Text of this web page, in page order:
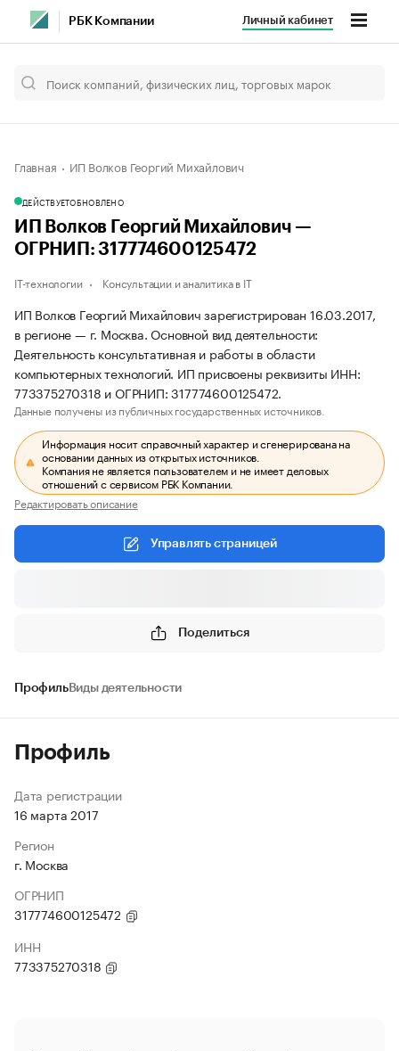
РБК Компании Личный кабинет
Главная ИП Волков Георгий Михайлович
ДЕЙСТВУЕТОБНОВЛЕНО
ИП Волков Георгий Михайлович —
ОГРНИП: 317774600125472
IT-технологии Консультации и аналитика в IT
ИП Волков Георгий Михайлович зарегистрирован 16.03.2017,
в регионе — г. Москва. Основной вид деятельности:
Деятельность консультативная и работы в области
компьютерных технологий. ИП присвоены реквизиты ИНН:
773375270318 и ОГРНИП: 317774600125472.
Данные получены из публичных государственных источников.
Информация носит справочный характер и сгенерирована на
основании данных из открытых источников.
Компания не является пользователем и не имеет деловых
отношений с сервисом РБК Компании.
Редактировать описание
Управлять страницей
Поделиться
ПрофильВиды деятельности
Профиль
Дата регистрации
16 марта 2017
Регион
г. Москва
ОГРНИП
317774600125472
ИНН
773375270318